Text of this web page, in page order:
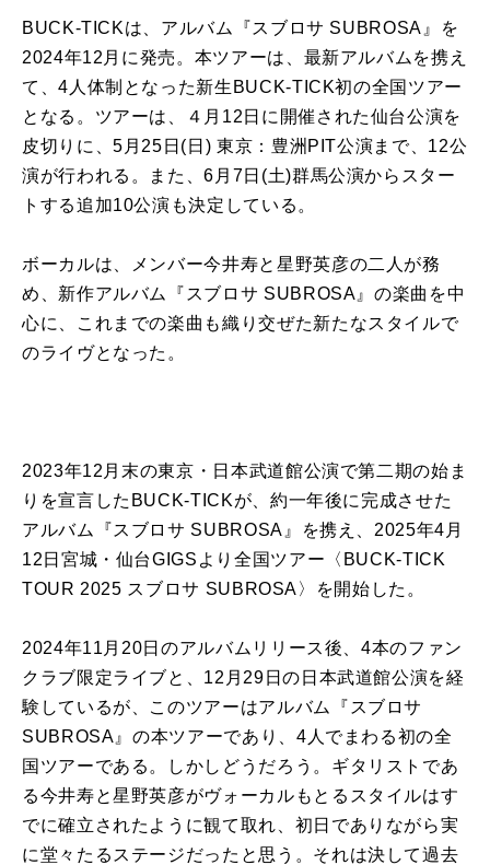
BUCK-TICKは、アルバム『スブロサ SUBROSA』を
2024年12月に発売。本ツアーは、最新アルバムを携え
て、4人体制となった新生BUCK-TICK初の全国ツアー
となる。ツアーは、４月12日に開催された仙台公演を
皮切りに、5月25日(日) 東京：豊洲PIT公演まで、12公
演が行われる。また、6月7日(土)群馬公演からスター
トする追加10公演も決定している。
ボーカルは、メンバー今井寿と星野英彦の二人が務
め、新作アルバム『スブロサ SUBROSA』の楽曲を中
心に、これまでの楽曲も織り交ぜた新たなスタイルで
のライヴとなった。
2023年12月末の東京・日本武道館公演で第二期の始ま
りを宣言したBUCK-TICKが、約一年後に完成させた
アルバム『スブロサ SUBROSA』を携え、2025年4月
12日宮城・仙台GIGSより全国ツアー〈BUCK-TICK
TOUR 2025 スブロサ SUBROSA〉を開始した。
2024年11月20日のアルバムリリース後、4本のファン
クラブ限定ライブと、12月29日の日本武道館公演を経
験しているが、このツアーはアルバム『スブロサ
SUBROSA』の本ツアーであり、4人でまわる初の全
国ツアーである。しかしどうだろう。ギタリストであ
る今井寿と星野英彦がヴォーカルもとるスタイルはす
でに確立されたように観て取れ、初日でありながら実
に堂々たるステージだったと思う。それは決して過去